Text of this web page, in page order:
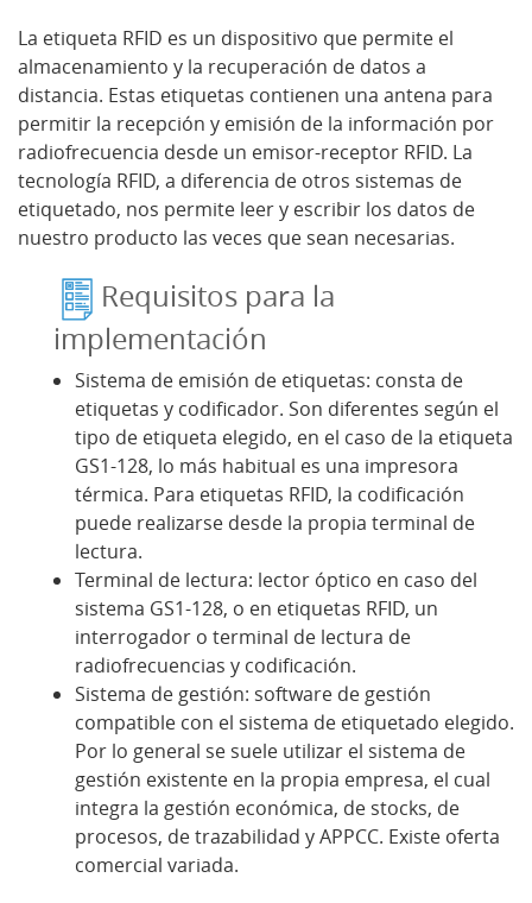
La etiqueta RFID es un dispositivo que permite el
almacenamiento y la recuperación de datos a
distancia. Estas etiquetas contienen una antena para
permitir la recepción y emisión de la información por
radiofrecuencia desde un emisor-receptor RFID. La
tecnología RFID, a diferencia de otros sistemas de
etiquetado, nos permite leer y escribir los datos de
nuestro producto las veces que sean necesarias.
Requisitos para la
implementación
Sistema de emisión de etiquetas: consta de
etiquetas y codificador. Son diferentes según el
tipo de etiqueta elegido, en el caso de la etiqueta
GS1-128, lo más habitual es una impresora
térmica. Para etiquetas RFID, la codificación
puede realizarse desde la propia terminal de
lectura.
Terminal de lectura: lector óptico en caso del
sistema GS1-128, o en etiquetas RFID, un
interrogador o terminal de lectura de
radiofrecuencias y codificación.
Sistema de gestión: software de gestión
compatible con el sistema de etiquetado elegido.
Por lo general se suele utilizar el sistema de
gestión existente en la propia empresa, el cual
integra la gestión económica, de stocks, de
procesos, de trazabilidad y APPCC. Existe oferta
comercial variada.